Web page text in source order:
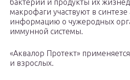
бактерии и продукты их
макрофаги участвуют в синтезе
информацию о чужеродных
иммунной системы.
«Аквалор Протект»
и взрослых.